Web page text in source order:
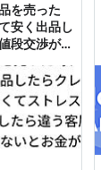
を売った
安く出品し
段交渉が多
層に売れ
お金がかか